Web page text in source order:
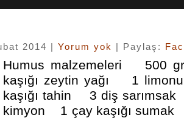
2014 | Yorum yok | Paylaş:
Humus malzemeleri 500
kaşığı zeytin yağı 1
kaşığı tahin 3 diş sarımsak
kimyon 1 çay kaşığı